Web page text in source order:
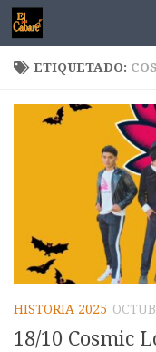
Saltar al
ETIQUETADO:
HISTORIA 2025
18/10 Cosmic